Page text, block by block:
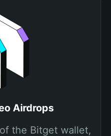
Airdrops
the Bitget wallet,